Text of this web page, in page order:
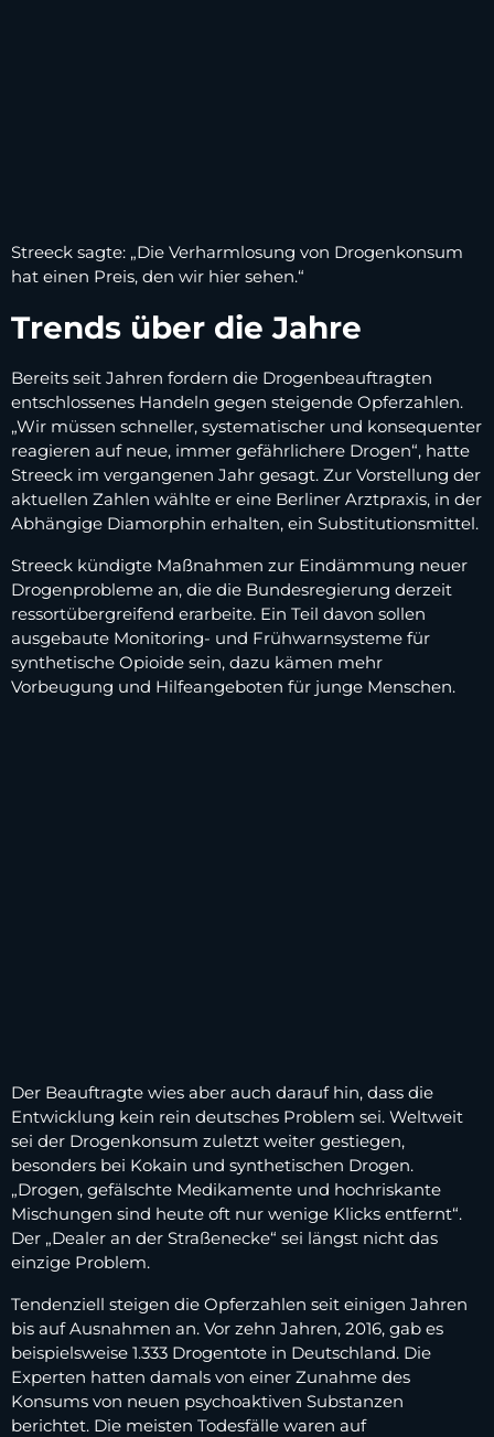
Streeck sagte: „Die Verharmlosung von Drogenkonsum
hat einen Preis, den wir hier sehen.“
Trends über die Jahre
Bereits seit Jahren fordern die Drogenbeauftragten
entschlossenes Handeln gegen steigende Opferzahlen.
„Wir müssen schneller, systematischer und konsequenter
reagieren auf neue, immer gefährlichere Drogen“, hatte
Streeck im vergangenen Jahr gesagt. Zur Vorstellung der
aktuellen Zahlen wählte er eine Berliner Arztpraxis, in der
Abhängige Diamorphin erhalten, ein Substitutionsmittel.
Streeck kündigte Maßnahmen zur Eindämmung neuer
Drogenprobleme an, die die Bundesregierung derzeit
ressortübergreifend erarbeite. Ein Teil davon sollen
ausgebaute Monitoring- und Frühwarnsysteme für
synthetische Opioide sein, dazu kämen mehr
Vorbeugung und Hilfeangeboten für junge Menschen.
Der Beauftragte wies aber auch darauf hin, dass die
Entwicklung kein rein deutsches Problem sei. Weltweit
sei der Drogenkonsum zuletzt weiter gestiegen,
besonders bei Kokain und synthetischen Drogen.
„Drogen, gefälschte Medikamente und hochriskante
Mischungen sind heute oft nur wenige Klicks entfernt“.
Der „Dealer an der Straßenecke“ sei längst nicht das
einzige Problem.
Tendenziell steigen die Opferzahlen seit einigen Jahren
bis auf Ausnahmen an. Vor zehn Jahren, 2016, gab es
beispielsweise 1.333 Drogentote in Deutschland. Die
Experten hatten damals von einer Zunahme des
Konsums von neuen psychoaktiven Substanzen
berichtet. Die meisten Todesfälle waren auf